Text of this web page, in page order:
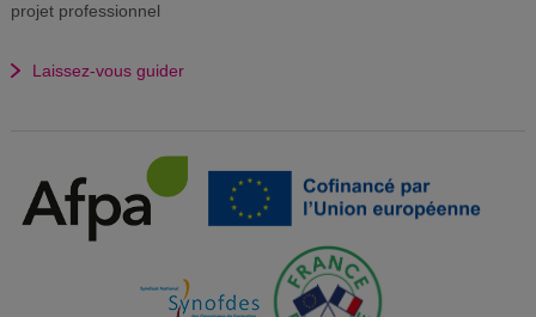
projet professionnel
Laissez-vous guider